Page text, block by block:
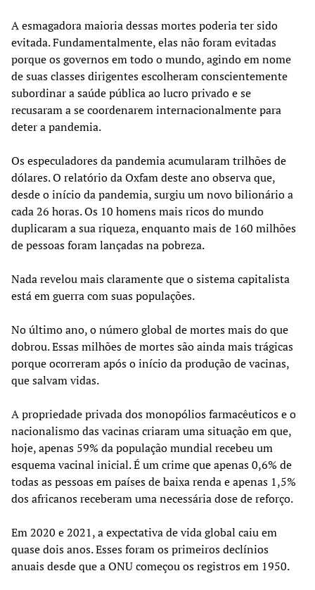
A esmagadora maioria dessas mortes poderia ter sido
evitada. Fundamentalmente, elas não foram evitadas
porque os governos em todo o mundo, agindo em nome
de suas classes dirigentes escolheram conscientemente
subordinar a saúde pública ao lucro privado e se
recusaram a se coordenarem internacionalmente para
deter a pandemia.
Os especuladores da pandemia acumularam trilhões de
dólares. O relatório da Oxfam deste ano observa que,
desde o início da pandemia, surgiu um novo bilionário a
cada 26 horas. Os 10 homens mais ricos do mundo
duplicaram a sua riqueza, enquanto mais de 160 milhões
de pessoas foram lançadas na pobreza.
Nada revelou mais claramente que o sistema capitalista
está em guerra com suas populações.
No último ano, o número global de mortes mais do que
dobrou. Essas milhões de mortes são ainda mais trágicas
porque ocorreram após o início da produção de vacinas,
que salvam vidas.
A propriedade privada dos monopólios farmacêuticos e o
nacionalismo das vacinas criaram uma situação em que,
hoje, apenas 59% da população mundial recebeu um
esquema vacinal inicial. É um crime que apenas 0,6% de
todas as pessoas em países de baixa renda e apenas 1,5%
dos africanos receberam uma necessária dose de reforço.
Em 2020 e 2021, a expectativa de vida global caiu em
quase dois anos. Esses foram os primeiros declínios
anuais desde que a ONU começou os registros em 1950.